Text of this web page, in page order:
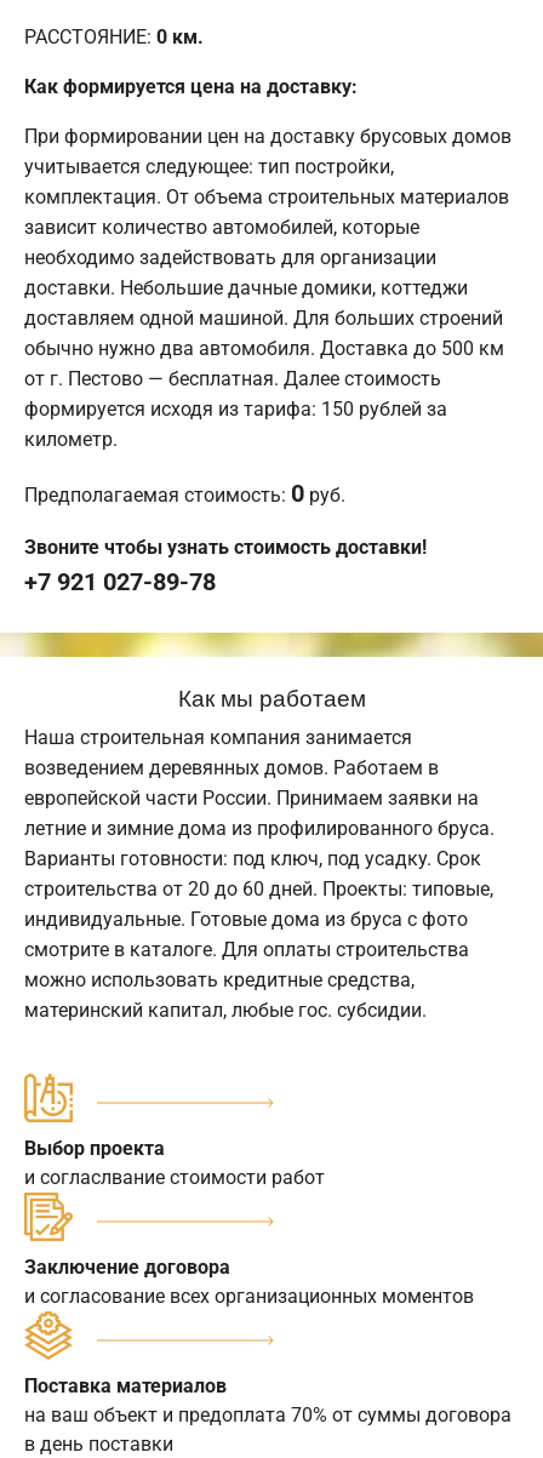
РАССТОЯНИЕ: 0 км.
Как формируется цена на доставку:
При формировании цен на доставку брусовых домов
учитывается следующее: тип постройки,
комплектация. От объема строительных материалов
зависит количество автомобилей, которые
необходимо задействовать для организации
доставки. Небольшие дачные домики, коттеджи
доставляем одной машиной. Для больших строений
обычно нужно два автомобиля. Доставка до 500 км
от г. Пестово — бесплатная. Далее стоимость
формируется исходя из тарифа: 150 рублей за
километр.
Предполагаемая стоимость: 0 руб.
Звоните чтобы узнать стоимость доставки!
+7 921 027-89-78
Как мы работаем
Наша строительная компания занимается
возведением деревянных домов. Работаем в
европейской части России. Принимаем заявки на
летние и зимние дома из профилированного бруса.
Варианты готовности: под ключ, под усадку. Срок
строительства от 20 до 60 дней. Проекты: типовые,
индивидуальные. Готовые дома из бруса с фото
смотрите в каталоге. Для оплаты строительства
можно использовать кредитные средства,
материнский капитал, любые гос. субсидии.
Выбор проекта
и согласлвание стоимости работ
Заключение договора
и согласование всех организационных моментов
Поставка материалов
на ваш объект и предоплата 70% от суммы договора
в день поставки